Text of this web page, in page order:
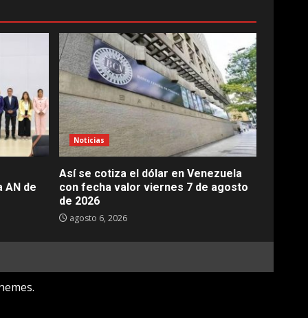
AN de
Noticias
Así se cotiza el dólar en Venezuela
con fecha valor viernes 7 de agosto
de 2026
agosto 6, 2026